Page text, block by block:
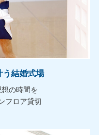
う結婚式場
の時間を
フロア貸切